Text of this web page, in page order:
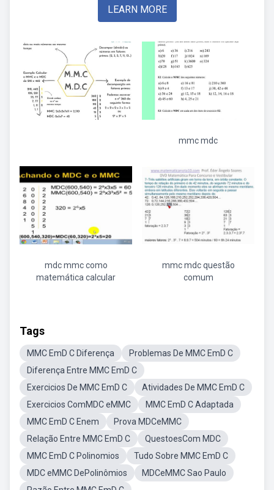
LEARN MORE
mmc mdc
mdc mmc como
matemática calcular
mmc mdc questão
comum
Tags
MMC EmD C Diferença
Problemas De MMC EmD C
Diferença Entre MMC EmD C
Exercicios De MMC EmD C
Atividades De MMC EmD C
Exercicios ComMDC eMMC
MMC EmD C Adaptada
MMC EmD C Enem
Prova MDCeMMC
Relação Entre MMC EmD C
QuestoesCom MDC
MMC EmD C Polinomios
Tudo Sobre MMC EmD C
MDC eMMC DePolinômios
MDCeMMC Sao Paulo